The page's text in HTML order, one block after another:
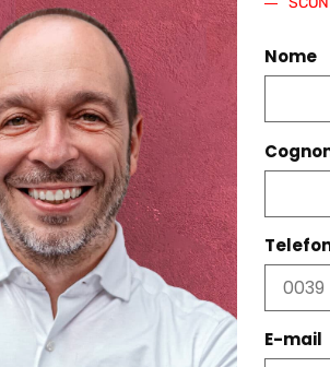
PRODOTTI CORRELATI
Nome
E-mail